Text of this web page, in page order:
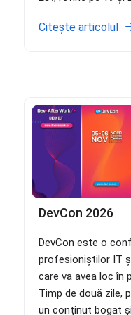
Citește articolul
DevCon 2026
DevCon este o
profesioniștilor IT
care va avea loc în
Timp de două zile,
un conținut bogat și